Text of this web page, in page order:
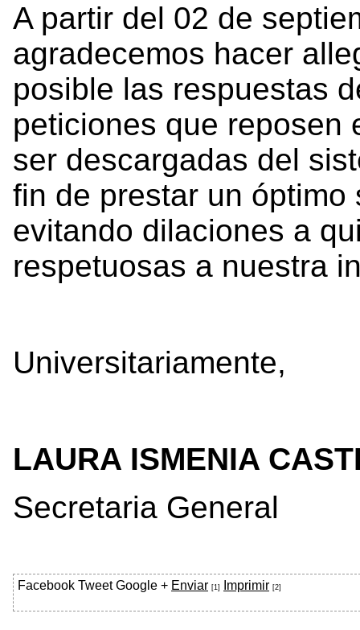
A partir del 02 de
agradecemos hacer
posible las respuestas
peticiones que reposen
ser descargadas del
fin de prestar un
evitando dilaciones a
respetuosas a nuestra
Universitariamente,
LAURA ISMENIA
Secretaria General
Facebook Tweet Google + Enviar [1] Imprimir [2]